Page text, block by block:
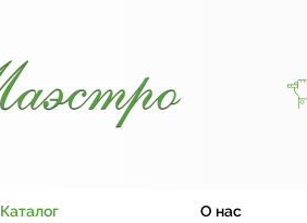
Каталог О нас